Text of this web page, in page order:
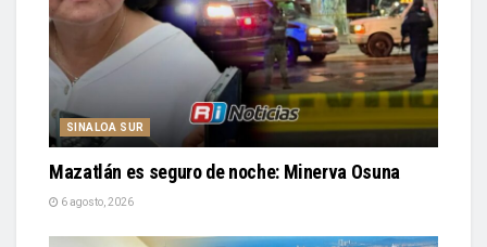
SINALOA SUR
Mazatlán es seguro de noche: Minerva Osuna
6 agosto, 2026